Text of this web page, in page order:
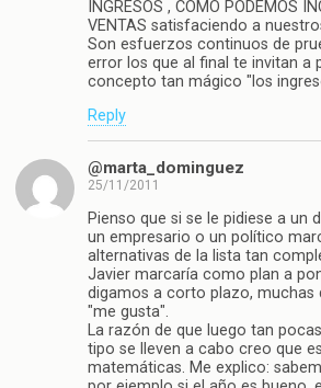
INGRESOS , COMO PODEMOS
VENTAS satisfaciendo a
Son esfuerzos continuos de
error los que al final te invitan a
concepto tan mágico "los
Reply
@marta_dominguez
25/11/2011
Pienso que si se le pidiese a un
un empresario o un político
alternativas de la lista tan
Javier marcaría como plan a
digamos a corto plazo, muchas
"me gusta".
La razón de que luego tan
tipo se lleven a cabo creo que
matemáticas. Me explico: